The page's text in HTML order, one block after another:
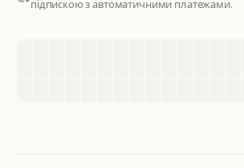
підпискою з автоматичними платежами.